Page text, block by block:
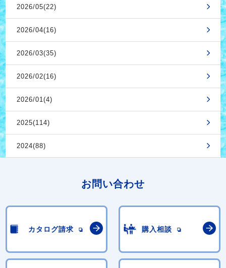
2026/05(22)
2026/04(16)
2026/03(35)
2026/02(16)
2026/01(4)
2025(114)
2024(88)
お問い合わせ
カタログ請求 購入相談